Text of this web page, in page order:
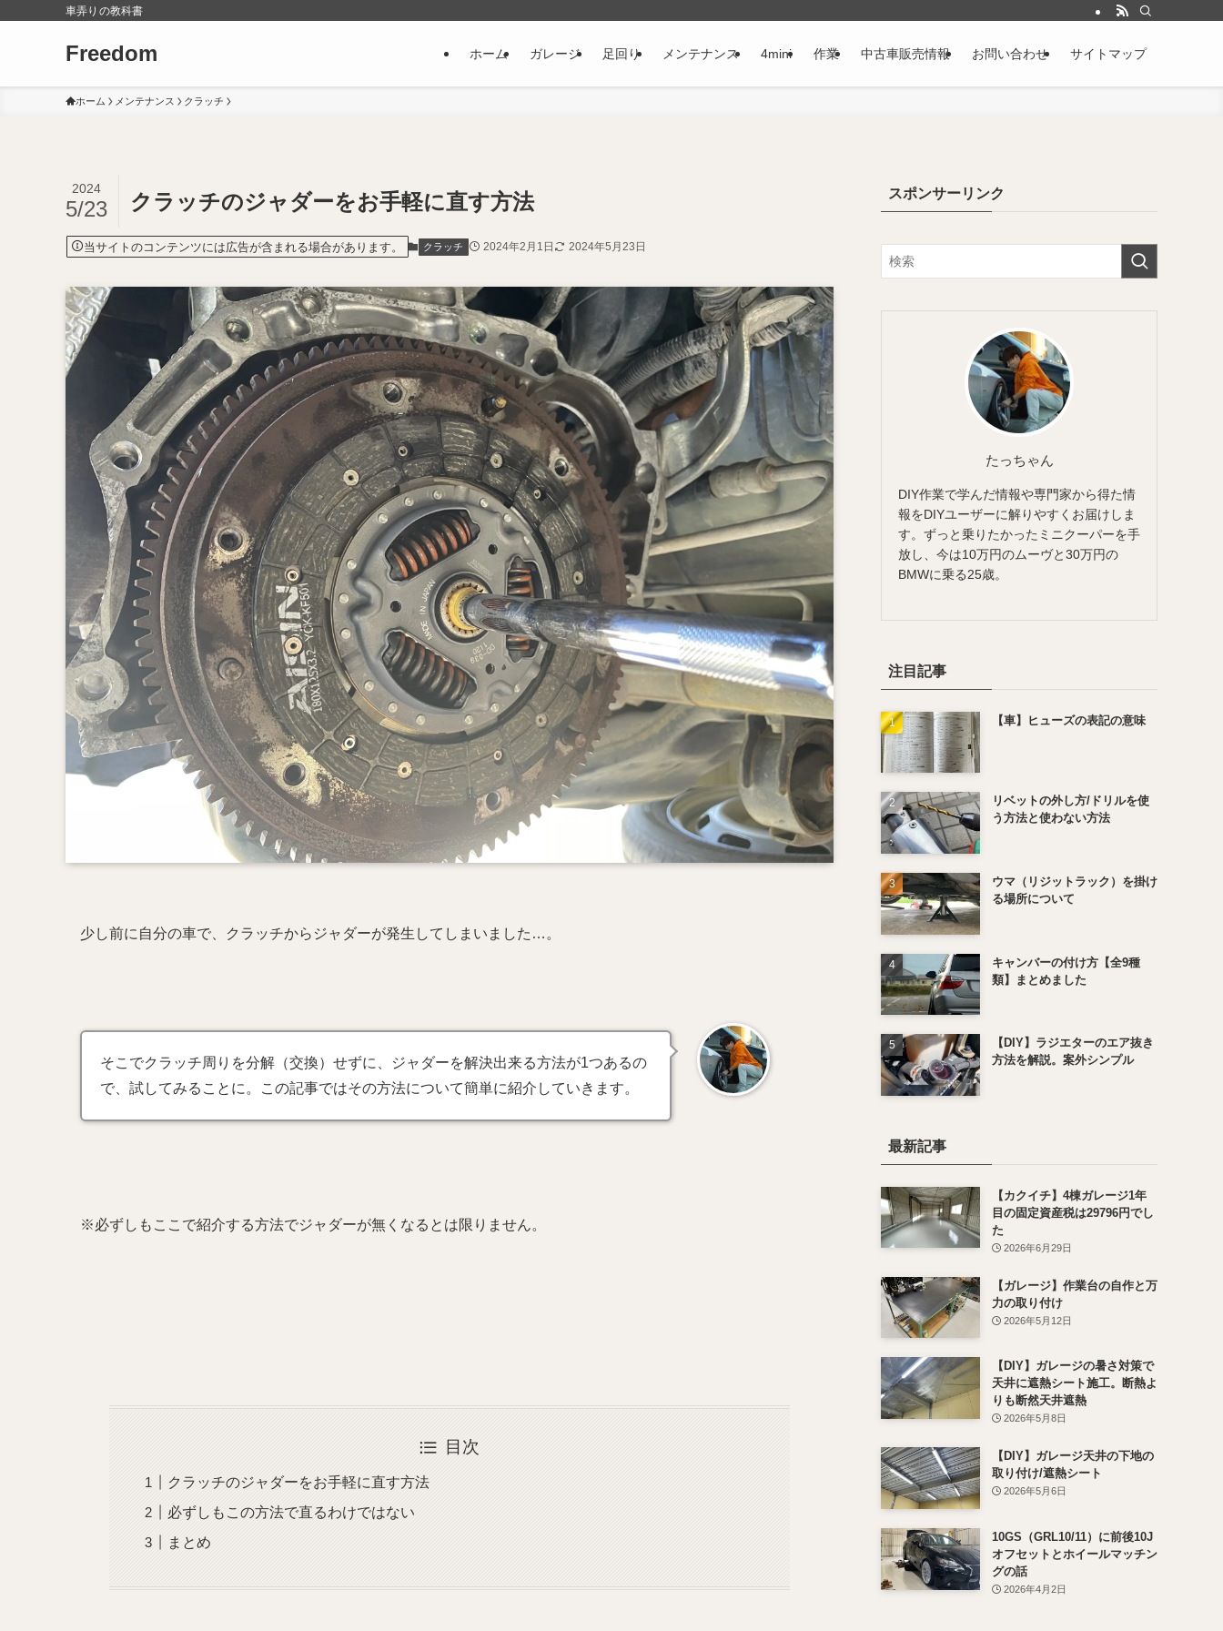
車弄りの教科書
Freedom ホーム ガレージ 足回り メンテナンス 4mini 作業 中古車販売情報 お問い合わせ サイトマップ
ホーム メンテナンス クラッチ
クラッチのジャダーをお手軽に直す方法
2024
5/23
当サイトのコンテンツには広告が含まれる場合があります。 クラッチ 2024年2月1日 2024年5月23日
少し前に自分の車で、クラッチからジャダーが発生してしまいました…。
そこでクラッチ周りを分解（交換）せずに、ジャダーを解決出来る方法が1つあるの
で、試してみることに。この記事ではその方法について簡単に紹介していきます。
※必ずしもここで紹介する方法でジャダーが無くなるとは限りません。
目次
クラッチのジャダーをお手軽に直す方法
必ずしもこの方法で直るわけではない
まとめ
スポンサーリンク
たっちゃん
DIY作業で学んだ情報や専門家から得た情
報をDIYユーザーに解りやすくお届けしま
す。ずっと乗りたかったミニクーパーを手
放し、今は10万円のムーヴと30万円の
BMWに乗る25歳。
注目記事
【車】ヒューズの表記の意味
リベットの外し方/ドリルを使
う方法と使わない方法
ウマ（リジットラック）を掛け
る場所について
キャンバーの付け方【全9種
類】まとめました
【DIY】ラジエターのエア抜き
方法を解説。案外シンプル
最新記事
【カクイチ】4棟ガレージ1年
目の固定資産税は29796円でし
た
2026年6月29日
【ガレージ】作業台の自作と万
力の取り付け
2026年5月12日
【DIY】ガレージの暑さ対策で
天井に遮熱シート施工。断熱よ
りも断然天井遮熱
2026年5月8日
【DIY】ガレージ天井の下地の
取り付け/遮熱シート
2026年5月6日
10GS（GRL10/11）に前後10J
オフセットとホイールマッチン
グの話
2026年4月2日